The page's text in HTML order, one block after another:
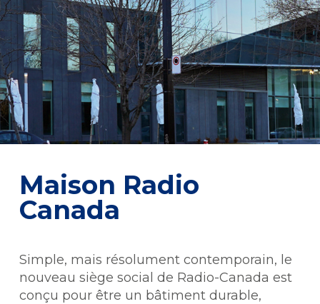
Maison Radio
Canada
Simple, mais résolument contemporain, le
nouveau siège social de Radio-Canada est
conçu pour être un bâtiment durable,